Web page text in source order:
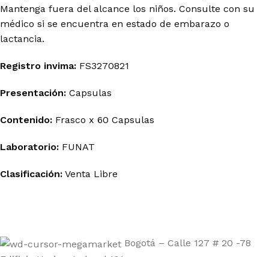
Mantenga fuera del alcance los niños. Consulte con su
médico si se encuentra en estado de embarazo o
lactancia.
Registro invima: FS3270821
Presentación: Capsulas
Contenido: Frasco x 60 Capsulas
Laboratorio: FUNAT
Clasificación: Venta Libre
Bogotá – Calle 127 # 20 -78